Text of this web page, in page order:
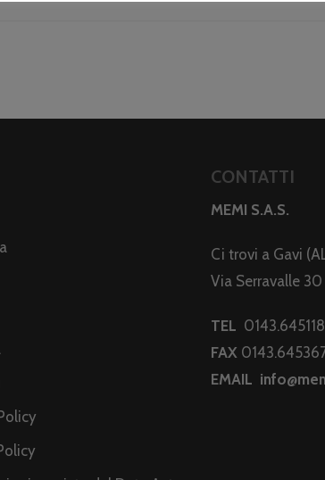
CONTATTI
MEMI S.A.S.
Ci trovi a Gavi
Via Serravalle 30
TEL 0143.645118
FAX
EMAIL